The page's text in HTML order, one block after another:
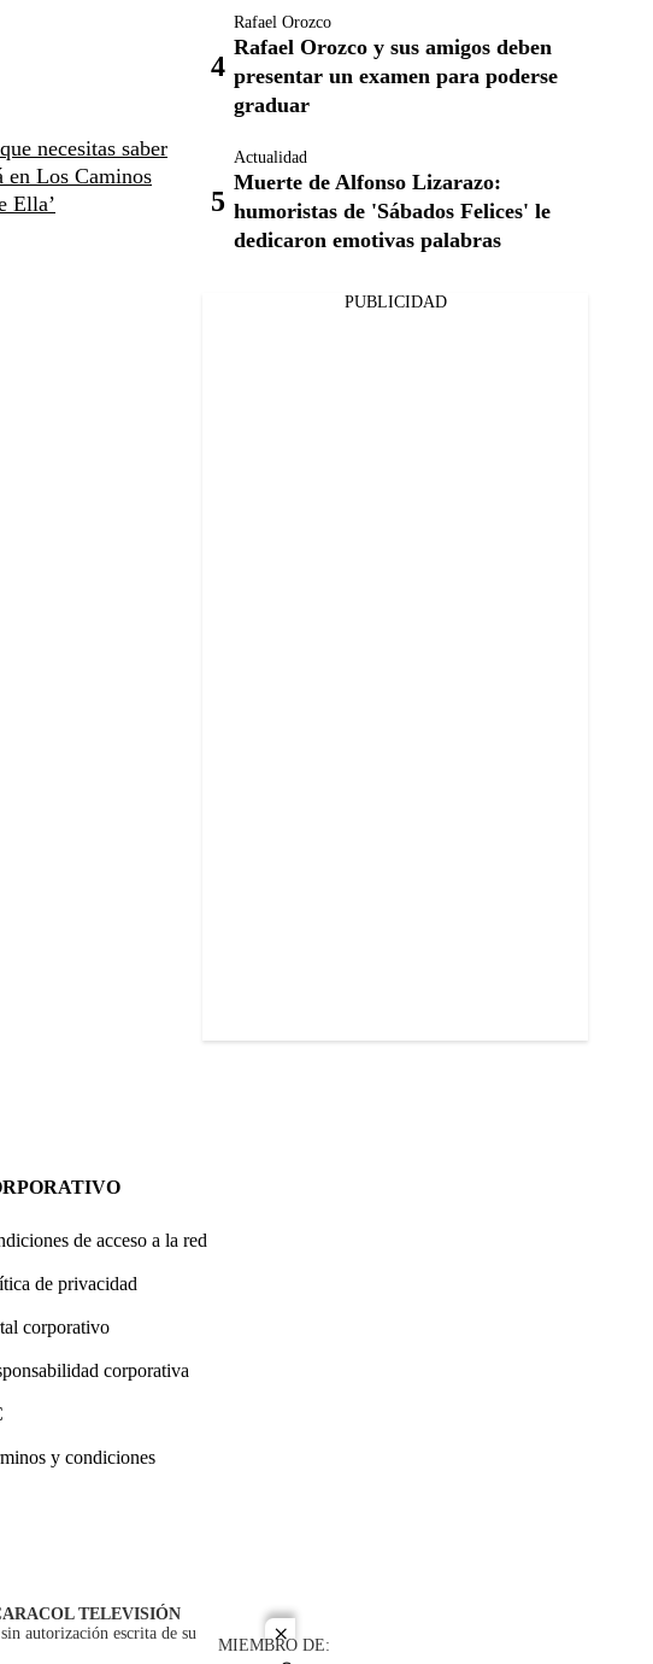
close
necesitas saber
en Los Caminos
Ella’
Rafael Orozco
Rafael Orozco y sus amigos deben
presentar un examen para poderse
graduar
Actualidad
Muerte de Alfonso Lizarazo:
humoristas de 'Sábados Felices' le
dedicaron emotivas palabras
PUBLICIDAD
de acceso a la red
de privacidad
corporativo
corporativa
y condiciones
TELEVISIÓN
autorización escrita de su
MIEMBRO DE: